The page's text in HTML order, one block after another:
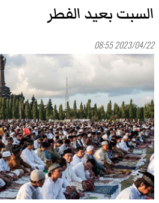
السبت بعيد الفطر
2023/04/22 08:55